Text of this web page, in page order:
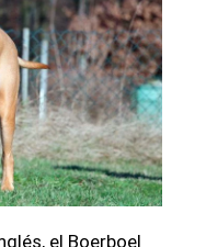
el Boerboel